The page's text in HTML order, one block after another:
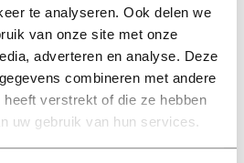
te analyseren. Ook delen we
van onze site met onze
adverteren en analyse. Deze
combineren met andere
verstrekt of die ze hebben
uw gebruik van hun services.
Meer of minder
mei 2019